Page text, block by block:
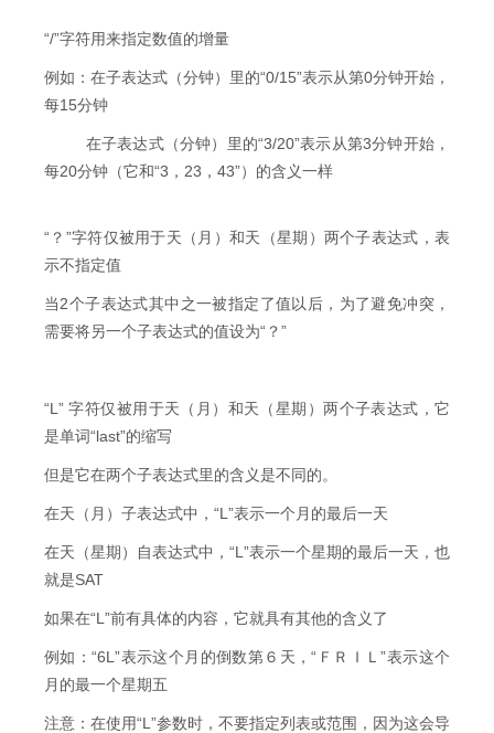
“/”字符用来指定数值的增量
例如：在子表达式（分钟）里的“0/15”表示从第0分钟开始，
每15分钟
在子表达式（分钟）里的“3/20”表示从第3分钟开始，
每20分钟（它和“3，23，43”）的含义一样
“？”字符仅被用于天（月）和天（星期）两个子表达式，表
示不指定值
当2个子表达式其中之一被指定了值以后，为了避免冲突，
需要将另一个子表达式的值设为“？”
“L” 字符仅被用于天（月）和天（星期）两个子表达式，它
是单词“last”的缩写
但是它在两个子表达式里的含义是不同的。
在天（月）子表达式中，“L”表示一个月的最后一天
在天（星期）自表达式中，“L”表示一个星期的最后一天，也
就是SAT
如果在“L”前有具体的内容，它就具有其他的含义了
例如：“6L”表示这个月的倒数第６天，“ＦＲＩＬ”表示这个
月的最一个星期五
注意：在使用“L”参数时，不要指定列表或范围，因为这会导